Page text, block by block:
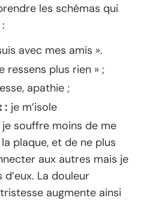
les schémas qui
avec mes amis ».
ressens plus rien » ;
apathie ;
: je m’isole
je souffre moins de me
plaque, et de ne plus
aux autres mais je
d’eux. La douleur
augmente ainsi